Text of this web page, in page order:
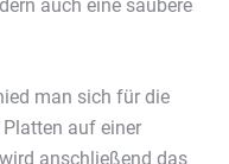
auch eine saubere
man sich für die
auf einer
anschließend das